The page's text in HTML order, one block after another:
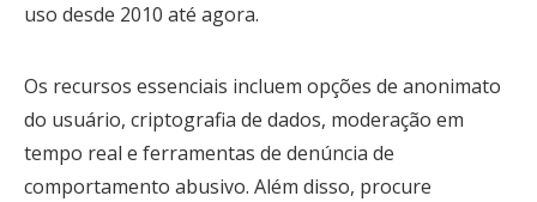
uso desde 2010 até agora.
Os recursos essenciais incluem opções de anonimato
do usuário, criptografia de dados, moderação em
tempo real e ferramentas de denúncia de
comportamento abusivo. Além disso, procure